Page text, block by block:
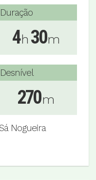
Duração
4h 30m
Desnível
270m
Nogueira